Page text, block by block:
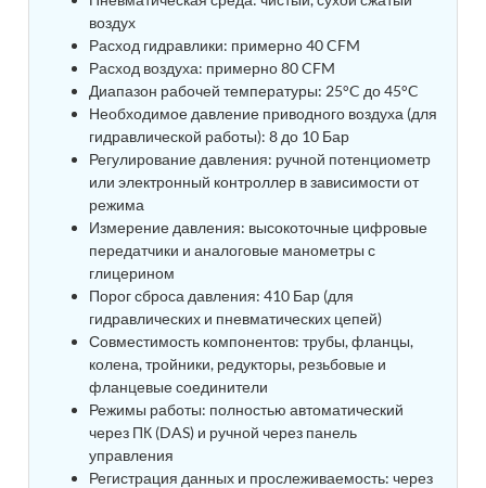
Tank
Weapon Loading Trolley
Hydrualic Drive Of Osa
Test Equipment For Pump And Centrifugal
Breather
Hydraulic Loading System
Aircraft Arrester Barrier System
Power Shuttle Transmission Test Rig
Tacan Test Bench
Automated Inverter Test Rig On Lab View
Environment
Doppler Vor Test Rack
Test Rig For Irab Brake System
Oxygen Gas Boosting Station
Chemical Cleaning Bay
Oxygen Boosting System For Oxygen Generation
Plant Psa
Inertia Test Facility
Advanced Test & Calibration Bench for Integrated
Fuel Pump and Controller in Aircraft Engines
Integration Simulator
Vehicle-Mounted Expandable Battery Command
воздух
Расход гидравлики: примерно 40 CFM
Расход воздуха: примерно 80 CFM
Диапазон рабочей температуры: 25°C до 45°C
Необходимое давление приводного воздуха (для
гидравлической работы): 8 до 10 Бар
Регулирование давления: ручной потенциометр
или электронный контроллер в зависимости от
режима
Измерение давления: высокоточные цифровые
передатчики и аналоговые манометры с
глицерином
Порог сброса давления: 410 Бар (для
гидравлических и пневматических цепей)
Совместимость компонентов: трубы, фланцы,
колена, тройники, редукторы, резьбовые и
фланцевые соединители
Режимы работы: полностью автоматический
через ПК (DAS) и ручной через панель
управления
Регистрация данных и прослеживаемость: через